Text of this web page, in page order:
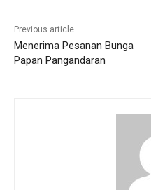
Previous article
Menerima Pesanan Bunga
Papan Pangandaran